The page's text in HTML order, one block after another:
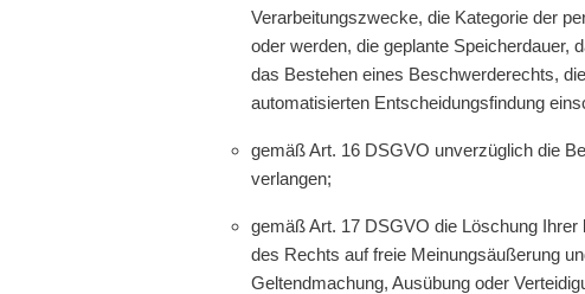
Verarbeitungszwecke, die Kategorie der
oder werden, die geplante Speicherdauer,
das Bestehen eines Beschwerderechts,
automatisierten Entscheidungsfindung
gemäß Art. 16 DSGVO unverzüglich die
verlangen;
gemäß Art. 17 DSGVO die Löschung
des Rechts auf freie Meinungsäußerung
Geltendmachung, Ausübung oder